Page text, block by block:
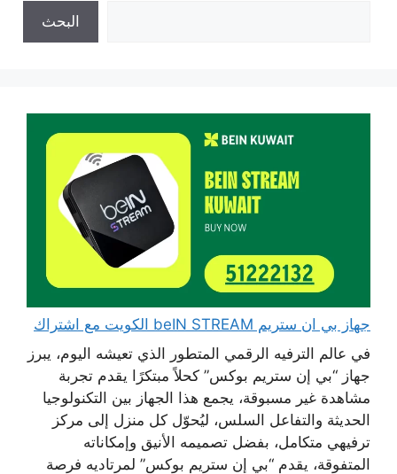
البحث
جهاز بي ان ستريم beIN STREAM الكويت مع اشتراك
في عالم الترفيه الرقمي المتطور الذي تعيشه اليوم، يبرز
جهاز “بي إن ستريم بوكس” كحلاً مبتكرًا يقدم تجربة
مشاهدة غير مسبوقة، يجمع هذا الجهاز بين التكنولوجيا
الحديثة والتفاعل السلس، ليُحوّل كل منزل إلى مركز
ترفيهي متكامل، بفضل تصميمه الأنيق وإمكاناته
المتفوقة، يقدم “بي إن ستريم بوكس” لمرتاديه فرصة